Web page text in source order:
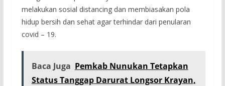
melakukan sosial distancing dan membiasakan pola
hidup bersih dan sehat agar terhindar dari penularan
covid – 19.
Baca Juga Pemkab Nunukan Tetapkan
Status Tanggap Darurat Longsor Krayan,